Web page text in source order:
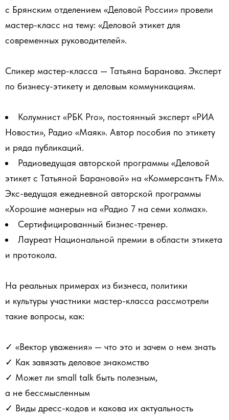
с Брянским отделением «Деловой России» провели
мастер-класс на тему: «Деловой этикет для
современных руководителей».
Спикер мастер-класса — Татьяна Баранова. Эксперт
по бизнесу-этикету и деловым коммуникациям.
Колумнист «РБК Pro», постоянный эксперт «РИА
Новости», Радио «Маяк». Автор пособия по этикету
и ряда публикаций.
Радиоведущая авторской программы «Деловой
этикет с Татьяной Барановой» на «Коммерсантъ FM».
Экс-ведущая ежедневной авторской программы
«Хорошие манеры» на «Радио 7 на семи холмах».
Сертифицированный бизнес-тренер.
Лауреат Национальной премии в области этикета
и протокола.
На реальных примерах из бизнеса, политики
и культуры участники мастер-класса рассмотрели
такие вопросы, как:
✓ «Вектор уважения» — что это и зачем о нем знать
✓ Как завязать деловое знакомство
✓ Может ли small talk быть полезным,
а не бессмысленным
✓ Виды дресс-кодов и какова их актуальность